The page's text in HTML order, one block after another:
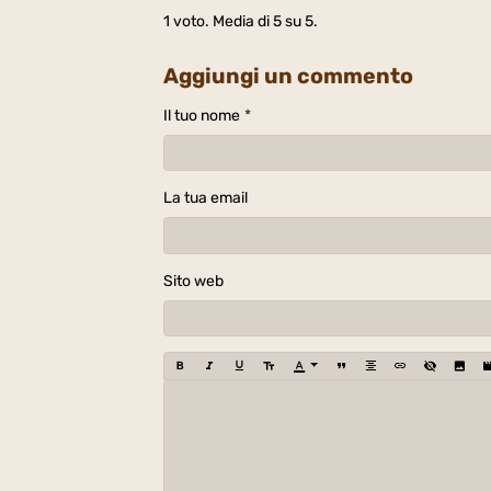
1 voto. Media di5su 5.
Aggiungi un commento
Il tuo nome
La tua email
Sito web